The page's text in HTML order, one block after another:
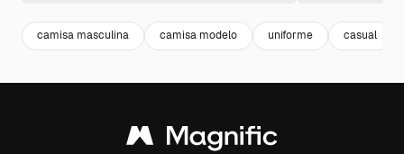
camisa masculina camisa modelo uniforme casual